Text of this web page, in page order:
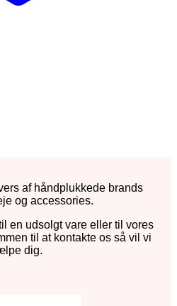
af håndplukkede brands
og accessories.
en udsolgt vare eller til vores
til at kontakte os så vil vi
dig.